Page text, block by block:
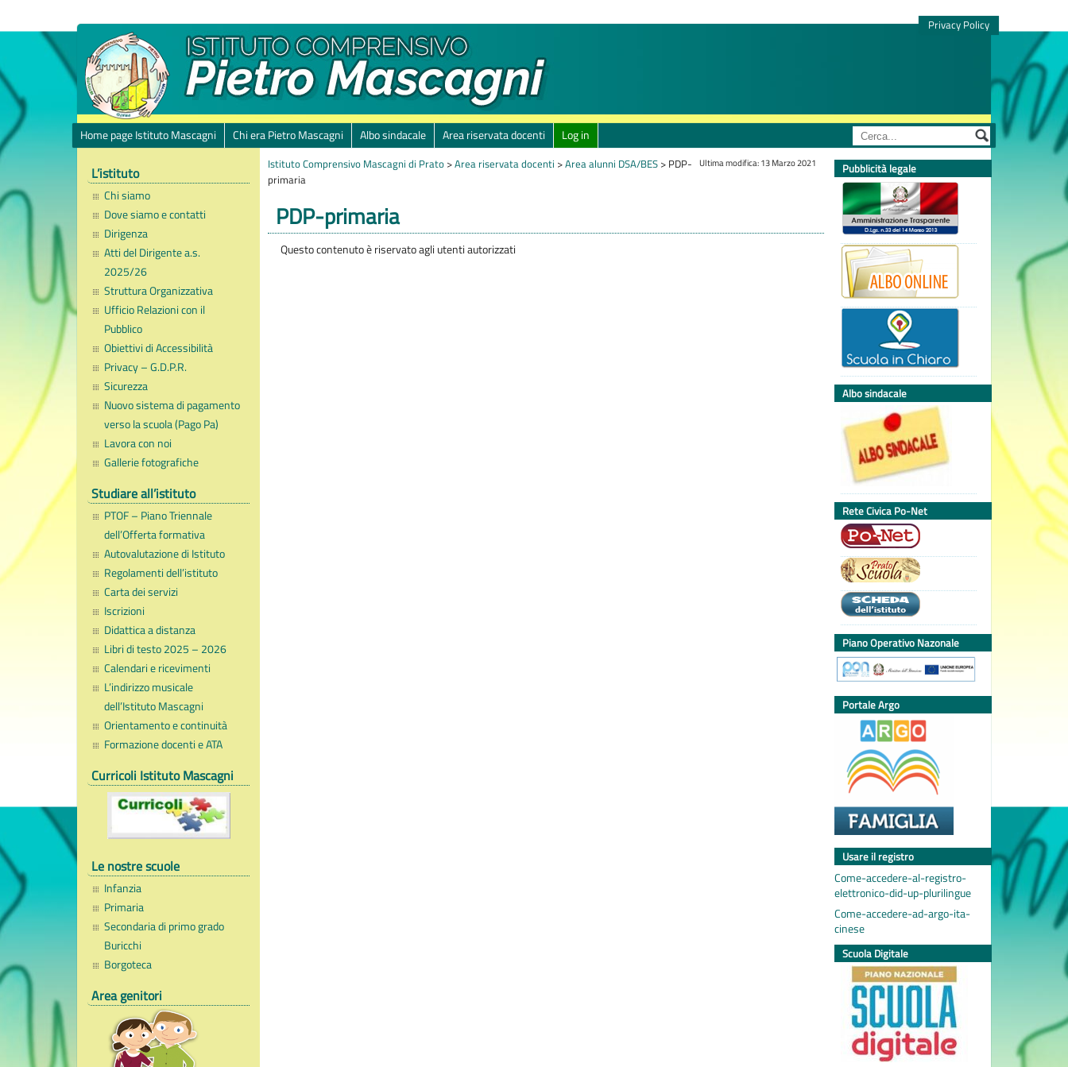
Privacy Policy
Home page Istituto Mascagni Chi era Pietro Mascagni Albo sindacale Area riservata docenti Log in
L’istituto
Chi siamo
Dove siamo e contatti
Dirigenza
Atti del Dirigente a.s.
2025/26
Struttura Organizzativa
Ufficio Relazioni con il
Pubblico
Obiettivi di Accessibilità
Privacy – G.D.P.R.
Sicurezza
Nuovo sistema di pagamento
verso la scuola (Pago Pa)
Lavora con noi
Gallerie fotografiche
Studiare all’istituto
PTOF – Piano Triennale
dell’Offerta formativa
Autovalutazione di Istituto
Regolamenti dell’istituto
Carta dei servizi
Iscrizioni
Didattica a distanza
Libri di testo 2025 – 2026
Calendari e ricevimenti
L’indirizzo musicale
dell’Istituto Mascagni
Orientamento e continuità
Formazione docenti e ATA
Curricoli Istituto Mascagni
Le nostre scuole
Infanzia
Primaria
Secondaria di primo grado
Buricchi
Borgoteca
Area genitori
Ultima modifica: 13 Marzo 2021
Istituto Comprensivo Mascagni di Prato >Area riservata docenti >Area alunni DSA/BES > PDP-
primaria
PDP-primaria
Questo contenuto è riservato agli utenti autorizzati
Pubblicità legale
Albo sindacale
Rete Civica Po-Net
Piano Operativo Nazonale
Portale Argo
Usare il registro
Come-accedere-al-registro-
elettronico-did-up-plurilingue
Come-accedere-ad-argo-ita-
cinese
Scuola Digitale